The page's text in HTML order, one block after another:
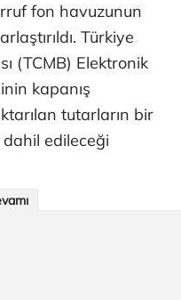
fon havuzunun
Türkiye
(TCMB) Elektronik
kapanış
tutarların bir
edileceği